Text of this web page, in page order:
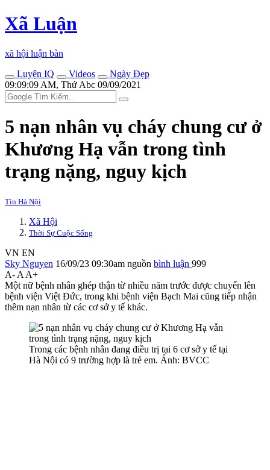
Xã Luận
xã hội luận bàn
Luyện IQ
Videos
Ngày Đẹp
09:09:09 AM, Thứ Abc 09/09/2021
5 nạn nhân vụ cháy chung cư ở
Khương Hạ vẫn trong tình
trạng nặng, nguy kịch
Tin Hà Nội
Xã Hội
Thời Sự Cuộc Sống
VN EN
Sky Nguyen 16/09/23 09:30am nguồn bình luận 999
A- A A+
Một nữ bệnh nhân ghép thận từ nhiều năm trước được chuyển lên
bệnh viện Việt Đức, trong khi bệnh viện Bạch Mai cũng tiếp nhận
thêm nạn nhân từ các cơ sở y tế khác.
Trong các bệnh nhân đang điều trị tại 6 cơ sở y tế tại
Hà Nội có 9 trường hợp là trẻ em. Ảnh: BVCC